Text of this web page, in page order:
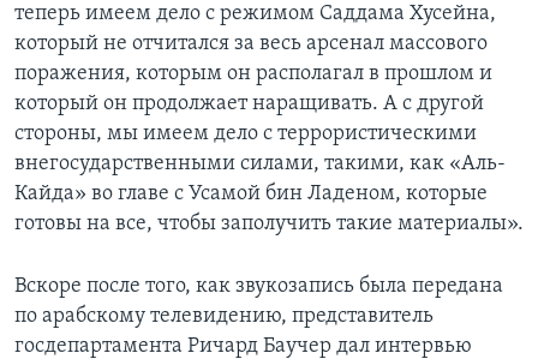
теперь имеем дело с режимом Саддама Хусейна,
который не отчитался за весь арсенал массового
поражения, которым он располагал в прошлом и
который он продолжает наращивать. А с другой
стороны, мы имеем дело с террористическими
внегосударственными силами, такими, как «Аль-
Кайда» во главе с Усамой бин Ладеном, которые
готовы на все, чтобы заполучить такие материалы».
Вскоре после того, как звукозапись была передана
по арабскому телевидению, представитель
госдепартамента Ричард Баучер дал интервью